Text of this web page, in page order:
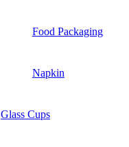
Food Packaging
Napkin
Glass Cups